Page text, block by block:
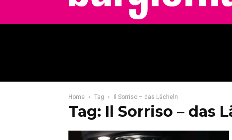
Home Tag Il Sorriso – das Lächeln
Tag: Il Sorriso – das